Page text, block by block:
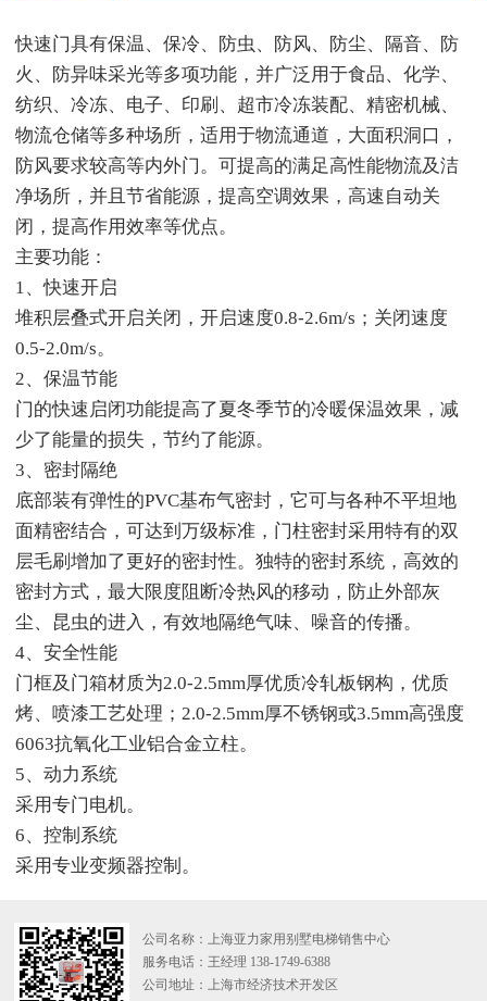
快速门具有保温、保冷、防虫、防风、防尘、隔音、防
火、防异味采光等多项功能，并广泛用于食品、化学、
纺织、冷冻、电子、印刷、超市冷冻装配、精密机械、
物流仓储等多种场所，适用于物流通道，大面积洞口，
防风要求较高等内外门。可提高的满足高性能物流及洁
净场所，并且节省能源，提高空调效果，高速自动关
闭，提高作用效率等优点。
主要功能：
1、快速开启
堆积层叠式开启关闭，开启速度0.8-2.6m/s；关闭速度
0.5-2.0m/s。
2、保温节能
门的快速启闭功能提高了夏冬季节的冷暖保温效果，减
少了能量的损失，节约了能源。
3、密封隔绝
底部装有弹性的PVC基布气密封，它可与各种不平坦地
面精密结合，可达到万级标准，门柱密封采用特有的双
层毛刷增加了更好的密封性。独特的密封系统，高效的
密封方式，最大限度阻断冷热风的移动，防止外部灰
尘、昆虫的进入，有效地隔绝气味、噪音的传播。
4、安全性能
门框及门箱材质为2.0-2.5mm厚优质冷轧板钢构，优质
烤、喷漆工艺处理；2.0-2.5mm厚不锈钢或3.5mm高强度
6063抗氧化工业铝合金立柱。
5、动力系统
采用专门电机。
6、控制系统
采用专业变频器控制。
公司名称：上海亚力家用别墅电梯销售中心
服务电话：王经理 138-1749-6388
公司地址：上海市经济技术开发区